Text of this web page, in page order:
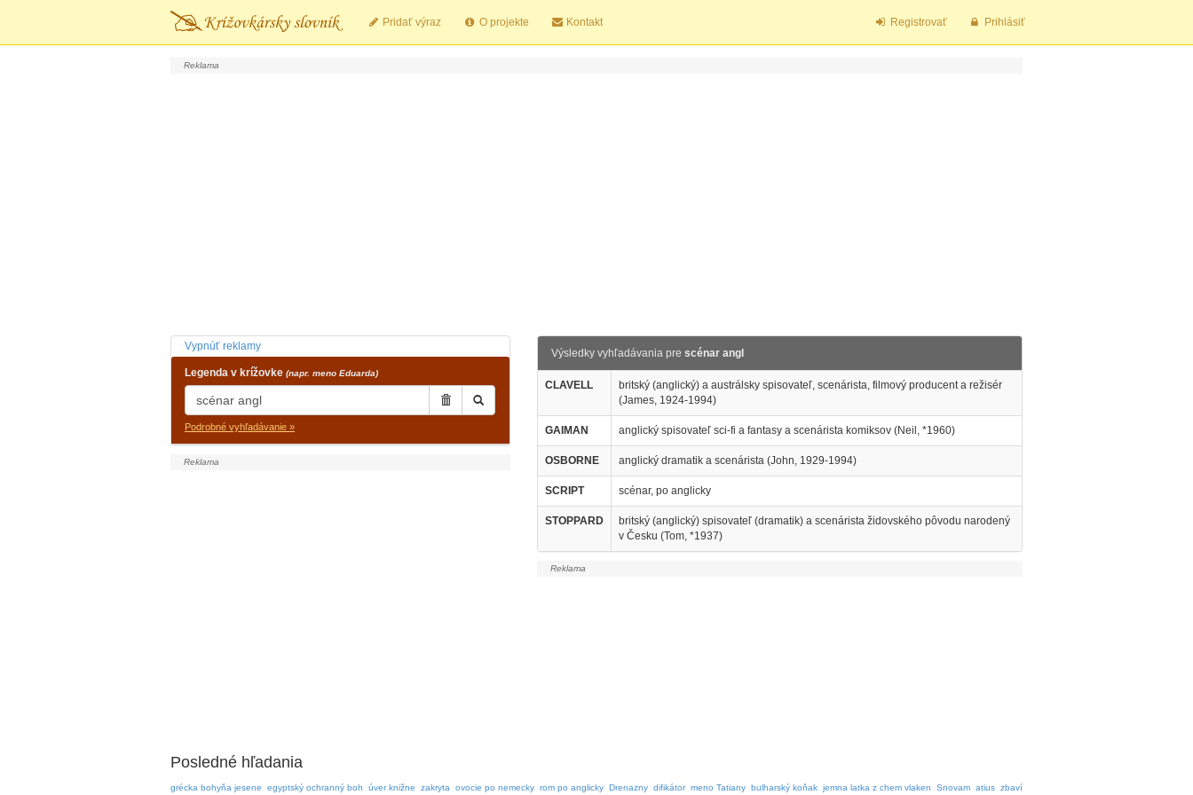
Pridať výraz O projekte Kontakt Registrovať Prihlásiť
Vypnúť reklamy
Legenda v krížovke (napr. meno Eduarda)
Podrobné vyhľadávanie »
Výsledky vyhľadávania pre scénar angl
CLAVELL
britský (anglický) a austrálsky spisovateľ, scenárista, filmový producent a režisér
(James, 1924-1994)
GAIMAN anglický spisovateľ sci-fi a fantasy a scenárista komiksov (Neil, *1960)
OSBORNE anglický dramatik a scenárista (John, 1929-1994)
SCRIPT scénar, po anglicky
STOPPARD
britský (anglický) spisovateľ (dramatik) a scenárista židovského pôvodu narodený
v Česku (Tom, *1937)
Posledné hľadania
grécka bohyňa jesene egyptský ochranný boh úver knižne zakryta ovocie po nemecky rom po anglicky Drenazny difikátor meno Tatiany bulharský koňak jemna latka z chem vlaken Snovam atius zbaví